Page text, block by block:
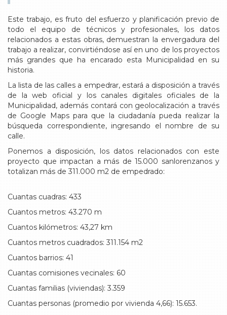
Este trabajo, es fruto del esfuerzo y planificación previo de
todo el equipo de técnicos y profesionales, los datos
relacionados a estas obras, demuestran la envergadura del
trabajo a realizar, convirtiéndose así en uno de los proyectos
más grandes que ha encarado esta Municipalidad en su
historia.
La lista de las calles a empedrar, estará a disposición a través
de la web oficial y los canales digitales oficiales de la
Municipalidad, además contará con geolocalización a través
de Google Maps para que la ciudadanía pueda realizar la
búsqueda correspondiente, ingresando el nombre de su
calle.
Ponemos a disposición, los datos relacionados con este
proyecto que impactan a más de 15.000 sanlorenzanos y
totalizan más de 311.000 m2 de empedrado:
Cuantas cuadras: 433
Cuantos metros: 43.270 m
Cuantos kilómetros: 43,27 km
Cuantos metros cuadrados: 311.154 m2
Cuantos barrios: 41
Cuantas comisiones vecinales: 60
Cuantas familias (viviendas): 3.359
Cuantas personas (promedio por vivienda 4,66): 15.653.